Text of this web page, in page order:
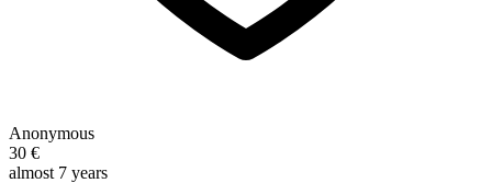
Anonymous
30 €
almost 7 years